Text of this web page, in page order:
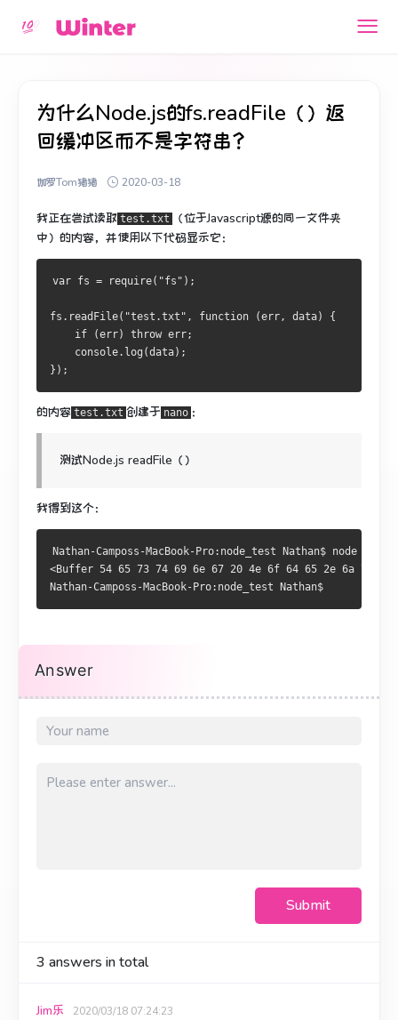
为什么Node.js的fs.readFile（）返
回缓冲区而不是字符串？
伽罗Tom猪猪 2020-03-18
我正在尝试读取 test.txt
（位于Javascript源的同一文件夹
中）的内容，并使用以下代码显示它：
var fs = require("fs");
fs.readFile("test.txt", function (err, data) {
    if (err) throw err;
    console.log(data);
});
的内容 test.txt 创建于 nano ：
测试Node.js readFile（）
我得到这个：
Nathan-Camposs-MacBook-Pro:node_test Nathan$ node
<Buffer 54 65 73 74 69 6e 67 20 4e 6f 64 65 2e 6a 73 20
Nathan-Camposs-MacBook-Pro:node_test Nathan$
Answer
Submit
3 answers in total
Jim乐 2020/03/18 07:24:23